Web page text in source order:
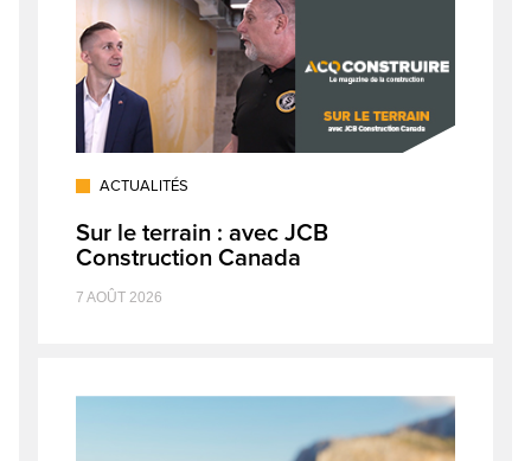
ACTUALITÉS
Sur le terrain : avec JCB
Construction Canada
7 AOÛT 2026